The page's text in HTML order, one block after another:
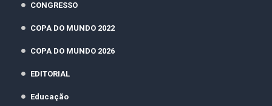
CONGRESSO
COPA DO MUNDO 2022
COPA DO MUNDO 2026
EDITORIAL
Educação